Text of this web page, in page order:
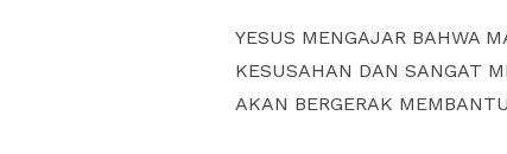
YESUS MENGAJAR BAHWA
KESUSAHAN DAN SANGAT
AKAN BERGERAK